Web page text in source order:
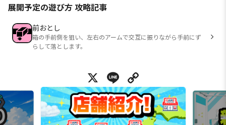
展開予定の遊び方 攻略記事
前おとし
箱の手前側を狙い、左右のアームで交互に振りながら手前にず
らして落とします。
X Line